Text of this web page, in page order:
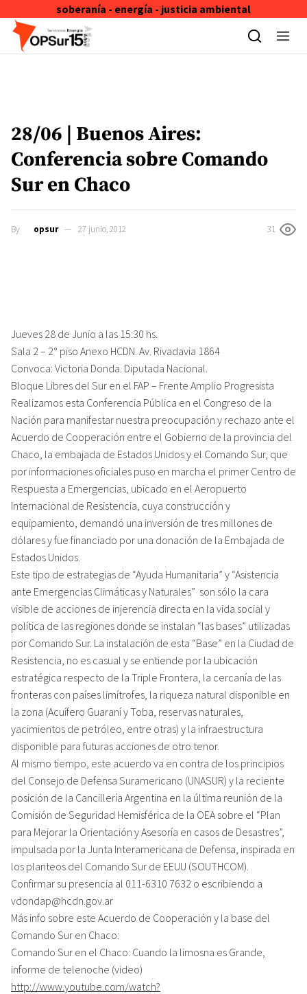
soberanía - energía - justicia ambiental
Skip to content
28/06 | Buenos Aires:
Conferencia sobre Comando
Sur en Chaco
By opsur 27 junio, 2012 31
Jueves 28 de Junio a las 15:30 hs.
Sala 2 – 2° piso Anexo HCDN. Av. Rivadavia 1864
Convoca: Victoria Donda. Diputada Nacional.
Bloque Libres del Sur en el FAP – Frente Amplio Progresista
Realizamos esta Conferencia Pública en el Congreso de la
Nación para manifestar nuestra preocupación y rechazo ante el
Acuerdo de Cooperación entre el Gobierno de la provincia del
Chaco, la embajada de Estados Unidos y el Comando Sur, que
por informaciones oficiales puso en marcha el primer Centro de
Respuesta a Emergencias, ubicado en el Aeropuerto
Internacional de Resistencia, cuya construcción y
equipamiento, demandó una inversión de tres millones de
dólares y fue financiado por una donación de la Embajada de
Estados Unidos.
Este tipo de estrategias de “Ayuda Humanitaria” y “Asistencia
ante Emergencias Climáticas y Naturales” son sólo la cara
visible de acciones de injerencia directa en la vida social y
política de las regiones donde se instalan “las bases” utilizadas
por Comando Sur. La instalación de esta “Base” en la Ciudad de
Resistencia, no es casual y se entiende por la ubicación
estratégica respecto de la Triple Frontera, la cercanía de las
fronteras con países limítrofes, la riqueza natural disponible en
la zona (Acuífero Guaraní y Toba, reservas naturales,
yacimientos de petróleo, entre otras) y la infraestructura
disponible para futuras acciones de otro tenor.
Al mismo tiempo, este acuerdo va en contra de los principios
del Consejo de Defensa Suramericano (UNASUR) y la reciente
posición de la Cancillería Argentina en la última reunión de la
Comisión de Seguridad Hemisférica de la OEA sobre el “Plan
para Mejorar la Orientación y Asesoría en casos de Desastres”,
impulsada por la Junta Interamericana de Defensa, inspirada en
los planteos del Comando Sur de EEUU (SOUTHCOM).
Confirmar su presencia al 011-6310 7632 o escribiendo a
vdondap@hcdn.gov.ar
Más info sobre este Acuerdo de Cooperación y la base del
Comando Sur en Chaco:
Comando Sur en el Chaco: Cuando la limosna es Grande,
informe de telenoche (video)
http://www.youtube.com/watch?